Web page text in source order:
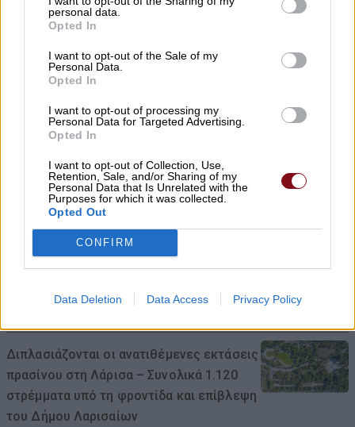
personal data.
Opted In
I want to opt-out of the Sale of my
Personal Data.
Opted In
I want to opt-out of processing my
Personal Data for Targeted Advertising.
Opted In
I want to opt-out of Collection, Use,
Retention, Sale, and/or Sharing of my
Personal Data that Is Unrelated with the
Purposes for which it was collected.
Opted Out
CONFIRM
Data Deletion Data Access Privacy Policy
Χρ. Κέλλας: Σημαντικοί πόροι για την
09/08/2026 , 9:45
Νυχθημερόν ανοιχτά τα φώτα του
δημοτικού φωτισμού σε Τύρναβο,
Δένδρα λόγω βλάβης του ΔΕΔΔΗΕ
09/08/2026 , 9:36
Απίστευτη ιστορία στην Ελλάδα – Πώς μια
μπάλα ταξίδεψε στη θάλασσα 80 μίλια για
Διπλασιάζονται οι ανατιθέμενες εκτάσεις
πρασίνου στη Λάρισα – Συνολικά 1.120
στρέμματα υπό τη φροντίδα και επίβλεψη
του Δήμου Λαρισαίων